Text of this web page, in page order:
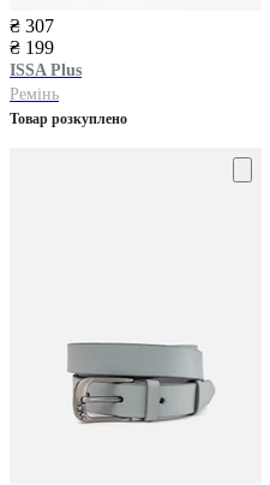
₴ 307
₴ 199
ISSA Plus
Ремінь
Товар розкуплено